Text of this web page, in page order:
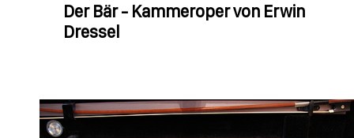
Der Bär - Kammeroper von Erwin
Dressel